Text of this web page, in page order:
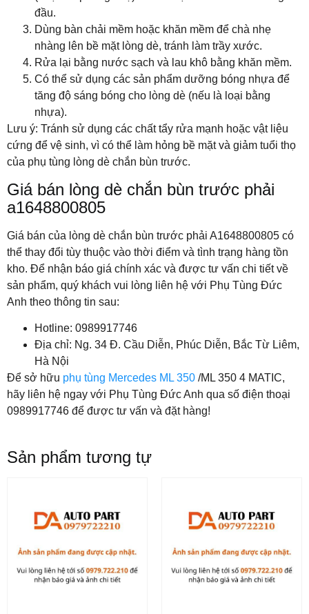
đầu.
Dùng bàn chải mềm hoặc khăn mềm để chà nhẹ
nhàng lên bề mặt lòng dè, tránh làm trầy xước.
Rửa lại bằng nước sạch và lau khô bằng khăn mềm.
Có thể sử dụng các sản phẩm dưỡng bóng nhựa để
tăng độ sáng bóng cho lòng dè (nếu là loại bằng
nhựa).
Lưu ý: Tránh sử dụng các chất tẩy rửa mạnh hoặc vật liệu
cứng để vệ sinh, vì có thể làm hỏng bề mặt và giảm tuổi thọ
của phụ tùng lòng dè chắn bùn trước.
Giá bán lòng dè chắn bùn trước phải
a1648800805
Giá bán của lòng dè chắn bùn trước phải A1648800805 có
thể thay đổi tùy thuộc vào thời điểm và tình trạng hàng tồn
kho. Để nhận báo giá chính xác và được tư vấn chi tiết về
sản phẩm, quý khách vui lòng liên hệ với Phụ Tùng Đức
Anh theo thông tin sau:
Hotline: 0989917746
Địa chỉ: Ng. 34 Đ. Cầu Diễn, Phúc Diễn, Bắc Từ Liêm,
Hà Nội
Để sở hữu phụ tùng Mercedes ML 350 /ML 350 4 MATIC,
hãy liên hệ ngay với Phụ Tùng Đức Anh qua số điện thoại
0989917746 để được tư vấn và đặt hàng!
Sản phẩm tương tự